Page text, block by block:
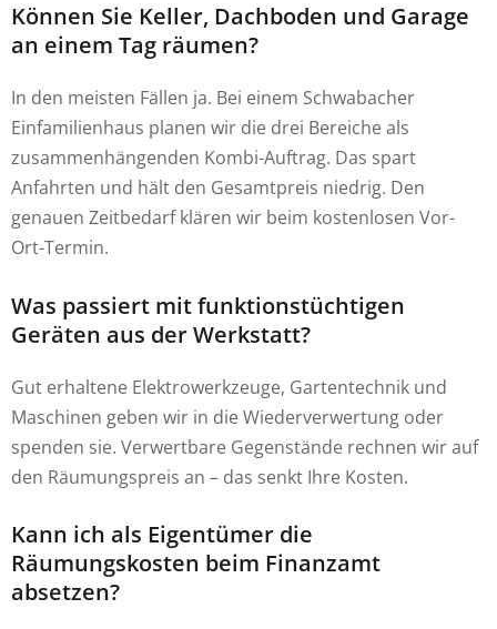
Können Sie Keller, Dachboden und Garage
an einem Tag räumen?
In den meisten Fällen ja. Bei einem Schwabacher
Einfamilienhaus planen wir die drei Bereiche als
zusammenhängenden Kombi-Auftrag. Das spart
Anfahrten und hält den Gesamtpreis niedrig. Den
genauen Zeitbedarf klären wir beim kostenlosen Vor-
Ort-Termin.
Was passiert mit funktionstüchtigen
Geräten aus der Werkstatt?
Gut erhaltene Elektrowerkzeuge, Gartentechnik und
Maschinen geben wir in die Wiederverwertung oder
spenden sie. Verwertbare Gegenstände rechnen wir auf
den Räumungspreis an – das senkt Ihre Kosten.
Kann ich als Eigentümer die
Räumungskosten beim Finanzamt
absetzen?